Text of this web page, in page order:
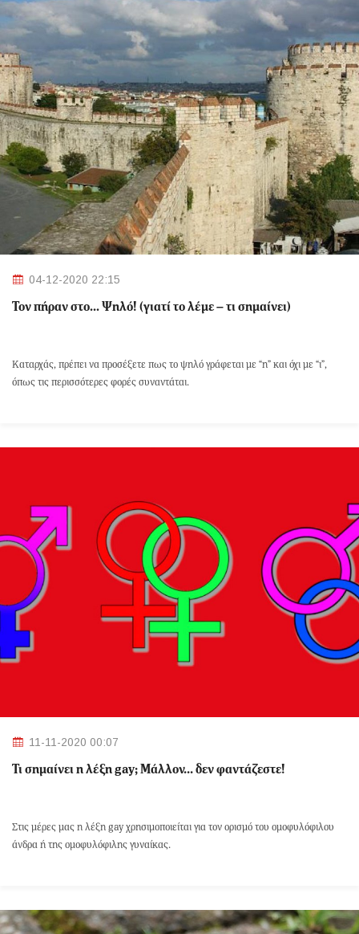
04-12-2020 22:15
Τον πήραν στο… Ψηλό! (γιατί το λέμε – τι σημαίνει)
Καταρχάς, πρέπει να προσέξετε πως το ψηλό γράφεται με “η” και όχι με “ι”,
όπως τις περισσότερες φορές συναντάται.
11-11-2020 00:07
Τι σημαίνει η λέξη gay; Μάλλον... δεν φαντάζεστε!
Στις μέρες μας η λέξη gay χρησιμοποιείται για τον ορισμό του ομοφυλόφιλου
άνδρα ή της ομοφυλόφιλης γυναίκας.